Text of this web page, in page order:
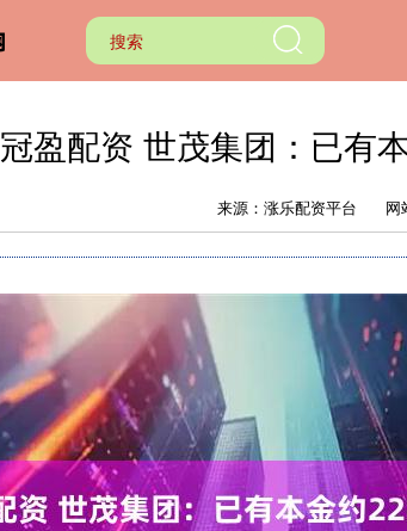
冠盈配资 世茂集团：已有
来源：涨乐配资平台 网